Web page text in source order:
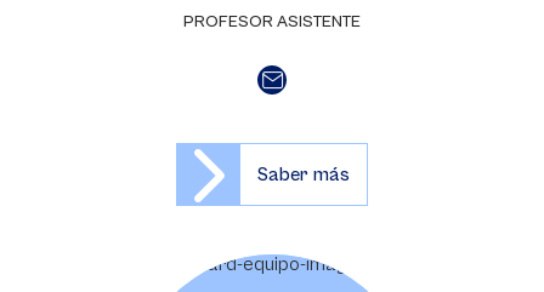
PROFESOR ASISTENTE
Saber más